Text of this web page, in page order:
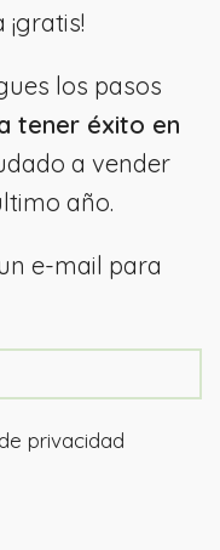
los pasos
tener éxito en
a vender
año.
e-mail para
privacidad